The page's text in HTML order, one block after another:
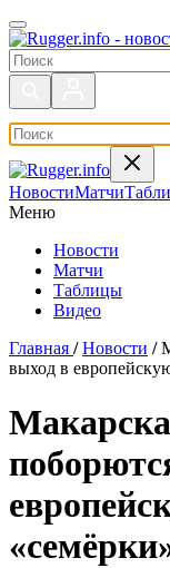
Поиск по сайту
НовостиМатчи
Меню
Новости
Матчи
Таблицы
Видео
Главная / Новости /
выход в